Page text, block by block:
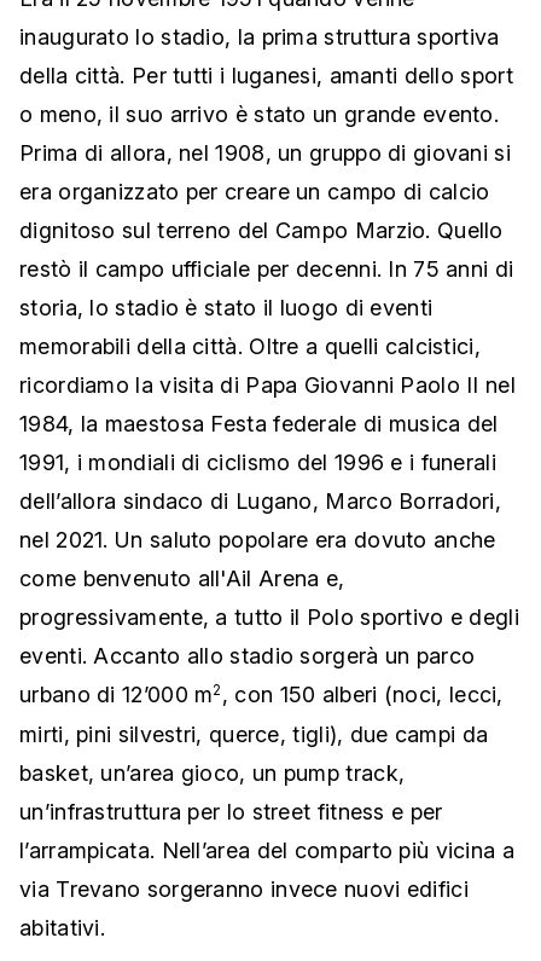
inaugurato lo stadio, la prima struttura sportiva
della città. Per tutti i luganesi, amanti dello sport
o meno, il suo arrivo è stato un grande evento.
Prima di allora, nel 1908, un gruppo di giovani si
era organizzato per creare un campo di calcio
dignitoso sul terreno del Campo Marzio. Quello
restò il campo ufficiale per decenni. In 75 anni di
storia, lo stadio è stato il luogo di eventi
memorabili della città. Oltre a quelli calcistici,
ricordiamo la visita di Papa Giovanni Paolo II nel
1984, la maestosa Festa federale di musica del
1991, i mondiali di ciclismo del 1996 e i funerali
dell’allora sindaco di Lugano, Marco Borradori,
nel 2021. Un saluto popolare era dovuto anche
come benvenuto all'Ail Arena e,
progressivamente, a tutto il Polo sportivo e degli
eventi. Accanto allo stadio sorgerà un parco
urbano di 12’000 m2 , con 150 alberi (noci, lecci,
mirti, pini silvestri, querce, tigli), due campi da
basket, un’area gioco, un pump track,
un’infrastruttura per lo street fitness e per
l’arrampicata. Nell’area del comparto più vicina a
via Trevano sorgeranno invece nuovi edifici
abitativi.